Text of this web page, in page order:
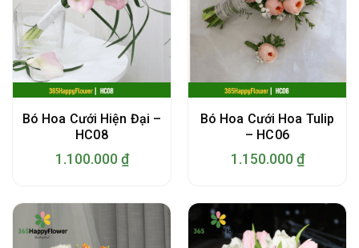
Bó Hoa Cưới Hiện Đại –
HC08
1.100.000 ₫
Bó Hoa Cưới Hoa Tulip
– HC06
1.150.000 ₫